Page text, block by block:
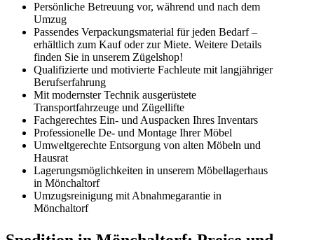
Persönliche Betreuung vor, während und nach dem
Umzug
Passendes Verpackungsmaterial für jeden Bedarf –
erhältlich zum Kauf oder zur Miete. Weitere Details
finden Sie in unserem Zügelshop!
Qualifizierte und motivierte Fachleute mit langjähriger
Berufserfahrung
Mit modernster Technik ausgerüstete
Transportfahrzeuge und Zügellifte
Fachgerechtes Ein- und Auspacken Ihres Inventars
Professionelle De- und Montage Ihrer Möbel
Umweltgerechte Entsorgung von alten Möbeln und
Hausrat
Lagerungsmöglichkeiten in unserem Möbellagerhaus
in Mönchaltorf
Umzugsreinigung mit Abnahmegarantie in
Mönchaltorf